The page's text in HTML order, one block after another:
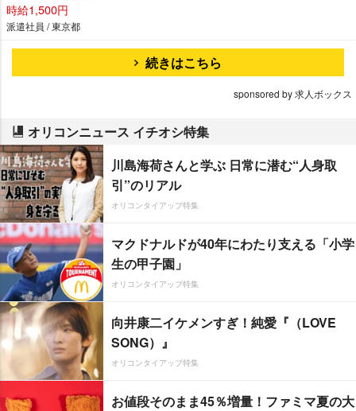
時給1,500円
派遣社員 / 東京都
続きはこちら
sponsored by 求人ボックス
オリコンニュース イチオシ特集
川島海荷さんと学ぶ 日常に潜む“人身取
引”のリアル
オリコンタイアップ特集
マクドナルドが40年にわたり支える「小学
生の甲子園」
オリコンタイアップ特集
向井康二イケメンすぎ！純愛『（LOVE
SONG）』
オリコンタイアップ特集
お値段そのまま45％増量！ファミマ夏の大